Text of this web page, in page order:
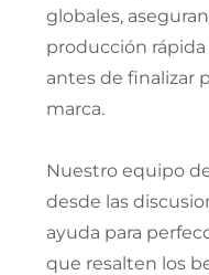
globales,
producción
antes de finalizar
marca.
Nuestro equipo
desde las
ayuda para
que resalten los